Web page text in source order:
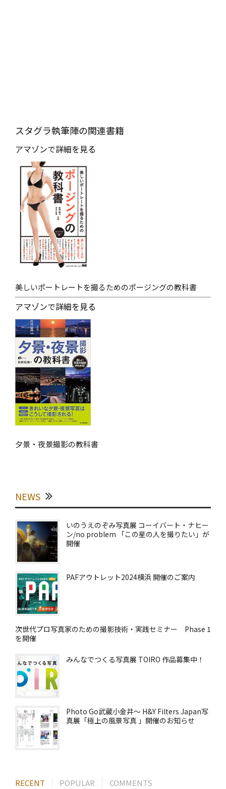
スタグラ執筆陣の関連書籍
アマゾンで詳細を見る
美しいポートレートを撮るためのポージングの教科書
アマゾンで詳細を見る
夕景・夜景撮影の教科書
NEWS
いのうえのぞみ写真展 コーイバート・ナヒー
ン/no problem 「この星の人を撮りたい」が
開催
PAFアウトレット2024横浜 開催のご案内
次世代プロ写真家のための撮影技術・実践セミナー Phase 1
を開催
みんなでつくる写真展 TOIRO 作品募集中！
Photo Go武蔵小金井～ H&Y Filters Japan写
真展「極上の風景写真 」開催のお知らせ
RECENT POPULAR COMMENTS